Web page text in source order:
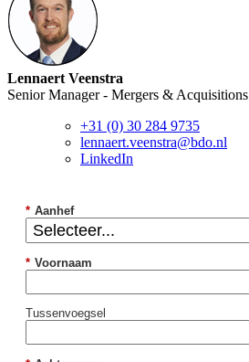
Lennaert Veenstra
Senior Manager - Mergers & Acquisitions
+31 (0) 30 284 9735
lennaert.veenstra@bdo.nl
LinkedIn
* Aanhef
* Voornaam
Tussenvoegsel